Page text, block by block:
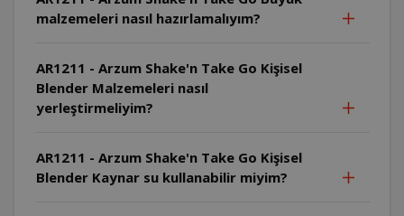
malzemeleri nasıl hazırlamalıyım?
AR1211 - Arzum Shake'n Take Go Kişisel
Blender Malzemeleri nasıl
yerleştirmeliyim?
AR1211 - Arzum Shake'n Take Go Kişisel
Blender Kaynar su kullanabilir miyim?